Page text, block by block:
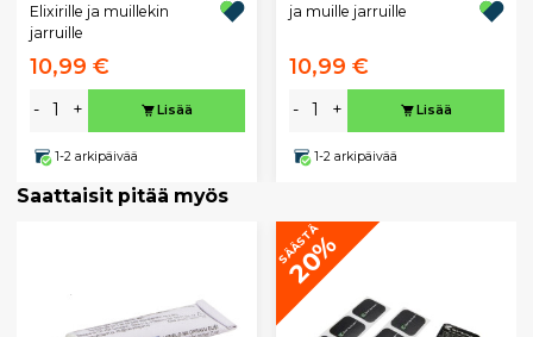
Elixirille ja muillekin
jarruille
10,99 €
- + Lisää
1-2 arkipäivää
ja muille jarruille
10,99 €
- + Lisää
1-2 arkipäivää
Saattaisit pitää myös
SÄÄSTÄ
20%